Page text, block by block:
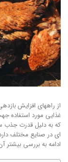
از راههای افزایش
غذایی مورد استفاده
که به دلیل قدرت جذب
ای در صنایع مختلف
ادامه به بررسی بیشتر